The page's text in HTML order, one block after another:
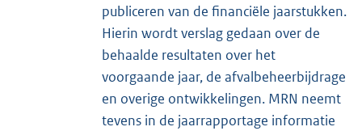
publiceren van de financiële jaarstukken.
Hierin wordt verslag gedaan over de
behaalde resultaten over het
voorgaande jaar, de afvalbeheerbijdrage
en overige ontwikkelingen. MRN neemt
tevens in de jaarrapportage informatie